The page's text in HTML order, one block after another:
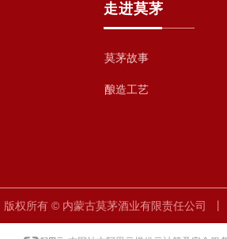
版权所有 © 内蒙古莫茅酒业有限责任公司 丨
莫茅故事
酿造工艺
走进莫茅